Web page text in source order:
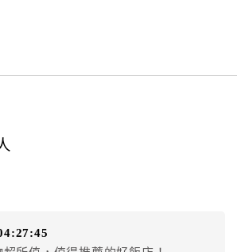
訂單。
（限原訂飯店）
其差額。（限原訂飯店）